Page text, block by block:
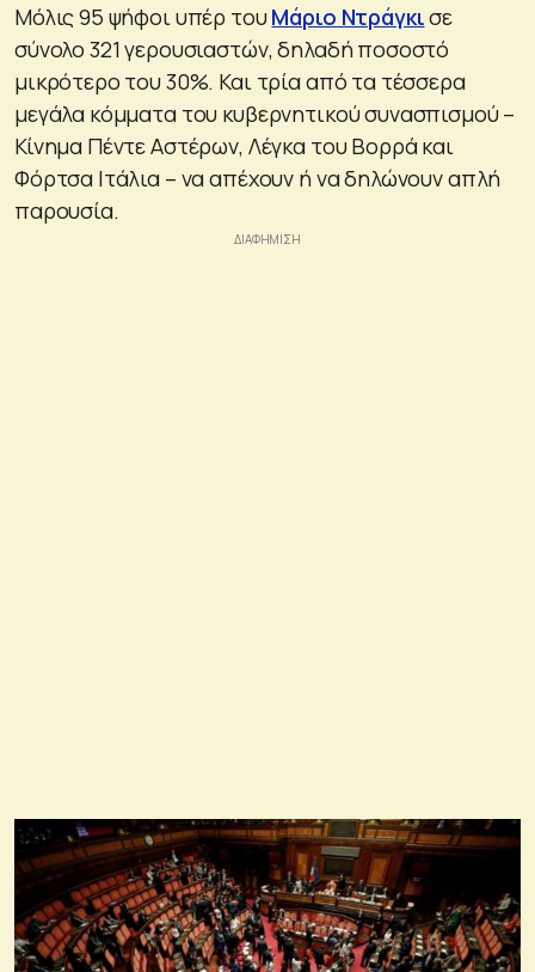
Μόλις 95 ψήφοι υπέρ τουΜάριο Ντράγκισε
σύνολο 321 γερουσιαστών, δηλαδή ποσοστό
μικρότερο του 30%. Και τρία από τα τέσσερα
μεγάλα κόμματα του κυβερνητικού συνασπισμού –
Κίνημα Πέντε Αστέρων, Λέγκα του Βορρά και
Φόρτσα Ιτάλια – να απέχουν ή να δηλώνουν απλή
παρουσία.